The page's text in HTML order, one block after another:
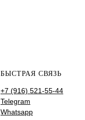
БЫСТРАЯ СВЯЗЬ
+7 (916) 521-55-44
Telegram
Whatsapp